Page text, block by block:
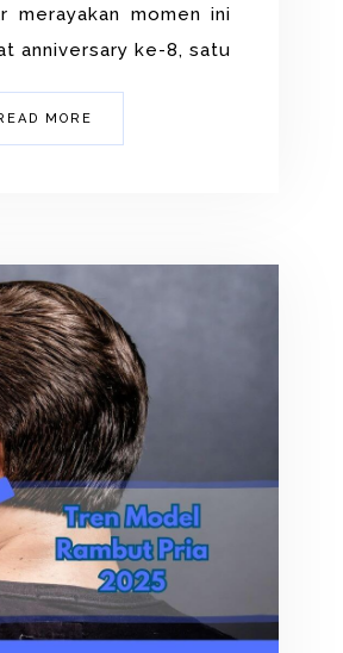
merayakan momen ini
anniversary ke-8, satu …
MORE »